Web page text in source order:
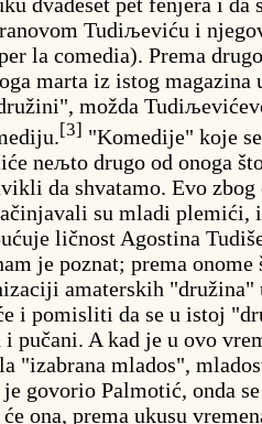
Tudiљeviću i
la comedia). Prema
marta iz istog
možda
[3] "Komedije" koje
neљto drugo od onoga
da shvatamo. Evo zbog
su mladi plemići,
ličnost Agostina
je poznat; prema onome
amaterskih
i pomisliti da se u istoj
i pučani. A kad je u ovo
"izabrana mlados",
govorio Palmotić, onda
ona, prema ukusu